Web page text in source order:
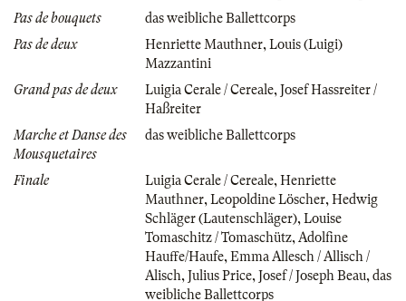
Pas de bouquets
das weibliche Ballettcorps
Pas de deux
Henriette Mauthner, Louis (Luigi)
Mazzantini
Grand pas de deux
Luigia Cerale / Cereale, Josef Hassreiter /
Haßreiter
Marche et Danse des
Mousquetaires
das weibliche Ballettcorps
Finale Luigia Cerale / Cereale, Henriette
Mauthner, Leopoldine Löscher, Hedwig
Schläger (Lautenschläger), Louise
Tomaschitz / Tomaschütz, Adolfine
Hauffe/Haufe, Emma Allesch / Allisch /
Alisch, Julius Price, Josef / Joseph Beau, das
weibliche Ballettcorps